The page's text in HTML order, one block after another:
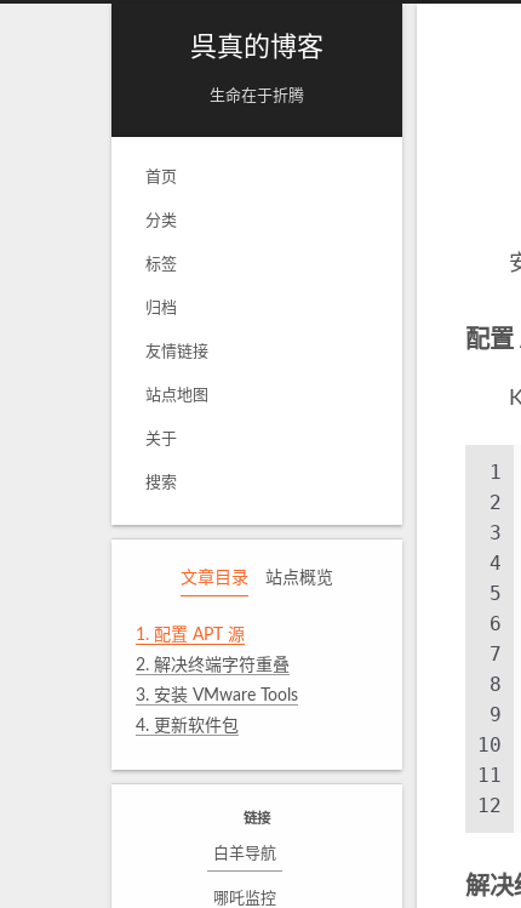
呉真的博客
生命在于折腾
首页
分类
标签
归档
友情链接
站点地图
关于
搜索
文章目录 站点概览
1. 配置 APT 源
2. 解决终端字符重叠
3. 安装 VMware Tools
4. 更新软件包
链接
白羊导航
哪吒监控
安
配置
Kali
1
2
3
4
5
6
7
8
9
10
11
12
解决